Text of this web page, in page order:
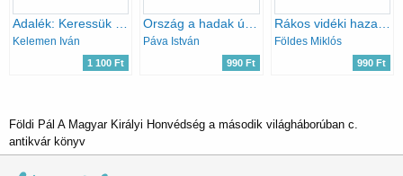
Kelemen Iván
1 100 Ft
Páva István
990 Ft
Földes Miklós
990 Ft
Földi Pál A Magyar Királyi Honvédség a második világháborúban c.
antikvár könyv